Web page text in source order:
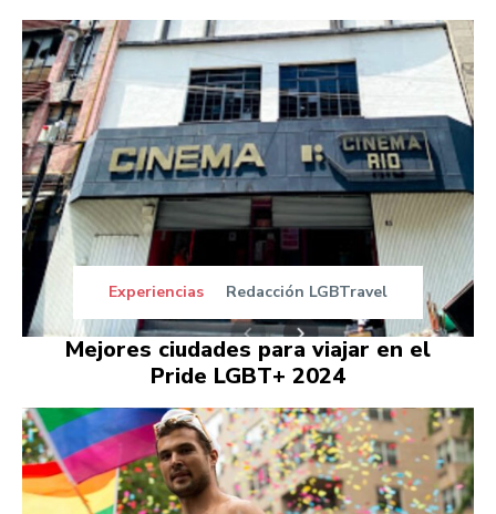
Experiencias Redacción LGBTravel
Mejores ciudades para viajar en el
Pride LGBT+ 2024